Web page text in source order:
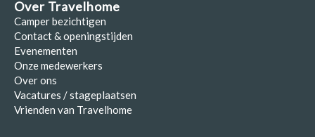
Over Travelhome
Camper bezichtigen
Contact & openingstijden
Evenementen
Onze medewerkers
Over ons
Vacatures / stageplaatsen
Vrienden van Travelhome